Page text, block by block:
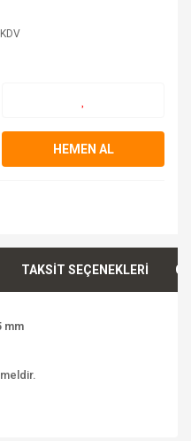
HEMEN AL
TAKSİT SEÇENEKLERİ
mm